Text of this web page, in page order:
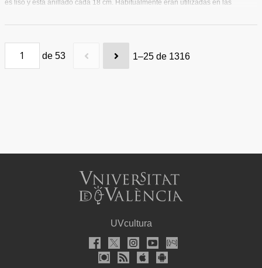
es liso y está anillado cada 18 cm. Habitualmente eran utilizadas en las
de 53 1–25 de 1316
UVcultura